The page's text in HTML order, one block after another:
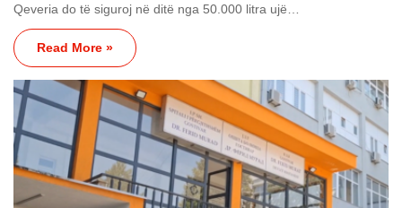
Qeveria do të siguroj në ditë nga 50.000 litra ujë…
Read More »